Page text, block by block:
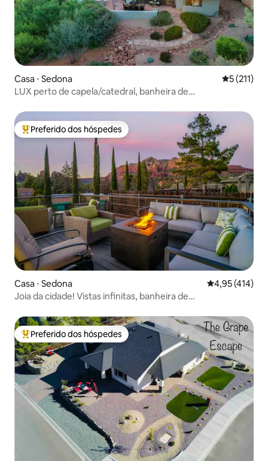
Casa ⋅ Sedona 5 de uma
5 (211)
LUX perto de capela/catedral, banheira de
Entre os melhores preferidos dos hóspedes
Preferido dos hóspedes
Casa ⋅ Sedona 4,95 de uma
4,95 (414)
Joia da cidade! Vistas infinitas, banheira de
Entre os melhores preferidos dos hóspedes
Preferido dos hóspedes